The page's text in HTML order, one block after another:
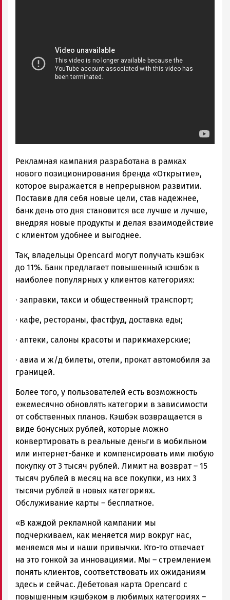
Рекламная кампания разработана в рамках
нового позиционирования бренда «Открытие»,
которое выражается в непрерывном развитии.
Поставив для себя новые цели, став надежнее,
банк день ото дня становится все лучше и лучше,
внедряя новые продукты и делая взаимодействие
с клиентом удобнее и выгоднее.
Так, владельцы Opencard могут получать кэшбэк
до 11%. Банк предлагает повышенный кэшбэк в
наиболее популярных у клиентов категориях:
∙ заправки, такси и общественный транспорт;
∙ кафе, рестораны, фастфуд, доставка еды;
∙ аптеки, салоны красоты и парикмахерские;
∙ авиа и ж/д билеты, отели, прокат автомобиля за
границей.
Более того, у пользователей есть возможность
ежемесячно обновлять категории в зависимости
от собственных планов. Кэшбэк возвращается в
виде бонусных рублей, которые можно
конвертировать в реальные деньги в мобильном
или интернет-банке и компенсировать ими любую
покупку от 3 тысяч рублей. Лимит на возврат – 15
тысяч рублей в месяц на все покупки, из них 3
тысячи рублей в новых категориях.
Обслуживание карты – бесплатное.
«В каждой рекламной кампании мы
подчеркиваем, как меняется мир вокруг нас,
меняемся мы и наши привычки. Кто-то отвечает
на это гонкой за инновациями. Мы – стремлением
понять клиентов, соответствовать их ожиданиям
здесь и сейчас. Дебетовая карта Opencard с
повышенным кэшбэком в любимых категориях –